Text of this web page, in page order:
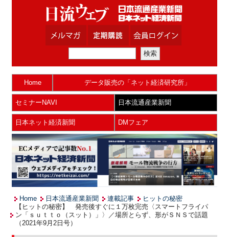
Home データ販売の「ネット経済研究所」
セミナーNAVI 日本流通産業新聞
日本ネット経済新聞 DMフェア
Home 日本流通産業新聞 連載記事
ヒットの秘密
【ヒットの秘密】 発売後すぐに１万枚完売〈スマートフライパ
ン「ｓｕｔｔｏ（スット）」〉／場所とらず、形がＳＮＳで話題
（2021年9月2日号）